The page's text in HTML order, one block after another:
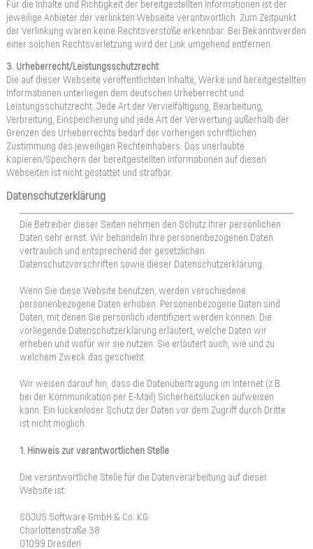
Für die Inhalte und Richtigkeit der bereitgestellten Informationen ist der
jeweilige Anbieter der verlinkten Webseite verantwortlich. Zum Zeitpunkt
der Verlinkung waren keine Rechtsverstöße erkennbar. Bei Bekanntwerden
einer solchen Rechtsverletzung wird der Link umgehend entfernen.
3. Urheberrecht/Leistungsschutzrecht
Die auf dieser Webseite veröffentlichten Inhalte, Werke und bereitgestellten
Informationen unterliegen dem deutschen Urheberrecht und
Leistungsschutzrecht. Jede Art der Vervielfältigung, Bearbeitung,
Verbreitung, Einspeicherung und jede Art der Verwertung außerhalb der
Grenzen des Urheberrechts bedarf der vorherigen schriftlichen
Zustimmung des jeweiligen Rechteinhabers. Das unerlaubte
Kopieren/Speichern der bereitgestellten Informationen auf diesen
Webseiten ist nicht gestattet und strafbar.
Datenschutzerklärung
Die Betreiber dieser Seiten nehmen den Schutz Ihrer persönlichen
Daten sehr ernst. Wir behandeln Ihre personenbezogenen Daten
vertraulich und entsprechend der gesetzlichen
Datenschutzvorschriften sowie dieser Datenschutzerklärung.
Wenn Sie diese Website benutzen, werden verschiedene
personenbezogene Daten erhoben. Personenbezogene Daten sind
Daten, mit denen Sie persönlich identifiziert werden können. Die
vorliegende Datenschutzerklärung erläutert, welche Daten wir
erheben und wofür wir sie nutzen. Sie erläutert auch, wie und zu
welchem Zweck das geschieht.
Wir weisen darauf hin, dass die Datenübertragung im Internet (z.B.
bei der Kommunikation per E-Mail) Sicherheitslücken aufweisen
kann. Ein lückenloser Schutz der Daten vor dem Zugriff durch Dritte
ist nicht möglich.
1. Hinweis zur verantwortlichen Stelle
Die verantwortliche Stelle für die Datenverarbeitung auf dieser
Website ist:
SOJUS Software GmbH & Co. KG
Charlottenstraße 38
01099 Dresden